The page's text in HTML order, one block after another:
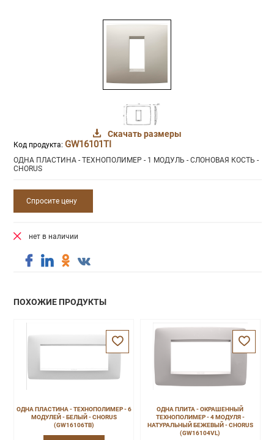
Скачать размеры
Код продукта: GW16101TI
ОДНА ПЛАСТИНА - ТЕХНОПОЛИМЕР - 1 МОДУЛЬ - СЛОНОВАЯ КОСТЬ -
CHORUS
Спросите цену
нет в наличии
ПОХОЖИЕ ПРОДУКТЫ
ОДНА ПЛАСТИНА - ТЕХНОПОЛИМЕР - 6
МОДУЛЕЙ - БЕЛЫЙ - CHORUS
(GW16106TB)
ОДНА ПЛИТА - ОКРАШЕННЫЙ
ТЕХНОПОЛИМЕР - 4 МОДУЛЯ -
НАТУРАЛЬНЫЙ БЕЖЕВЫЙ - CHORUS
(GW16104VL)